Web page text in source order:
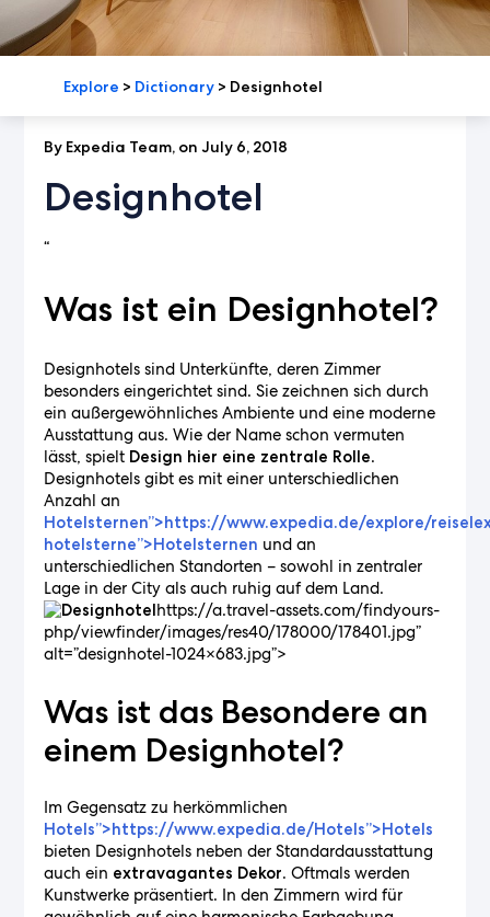
Explore > Dictionary > Designhotel
By Expedia Team, on July 6, 2018
Designhotel
“
Was ist ein Designhotel?
Designhotels sind Unterkünfte, deren Zimmer
besonders eingerichtet sind. Sie zeichnen sich durch
ein außergewöhnliches Ambiente und eine moderne
Ausstattung aus. Wie der Name schon vermuten
lässt, spielt Design hier eine zentrale Rolle.
Designhotels gibt es mit einer unterschiedlichen
Anzahl an
Hotelsternen”>https://www.expedia.de/explore/
hotelsterne”>Hotelsternen und an
unterschiedlichen Standorten – sowohl in zentraler
Lage in der City als auch ruhig auf dem Land.
https://a.travel-assets.com/findyours-
php/viewfinder/images/res40/178000/178401.jpg”
alt=”designhotel-1024×683.jpg”>
Was ist das Besondere an
einem Designhotel?
Im Gegensatz zu herkömmlichen
Hotels”>https://www.expedia.de/Hotels”>Hotels
bieten Designhotels neben der Standardausstattung
auch ein extravagantes Dekor. Oftmals werden
Kunstwerke präsentiert. In den Zimmern wird für